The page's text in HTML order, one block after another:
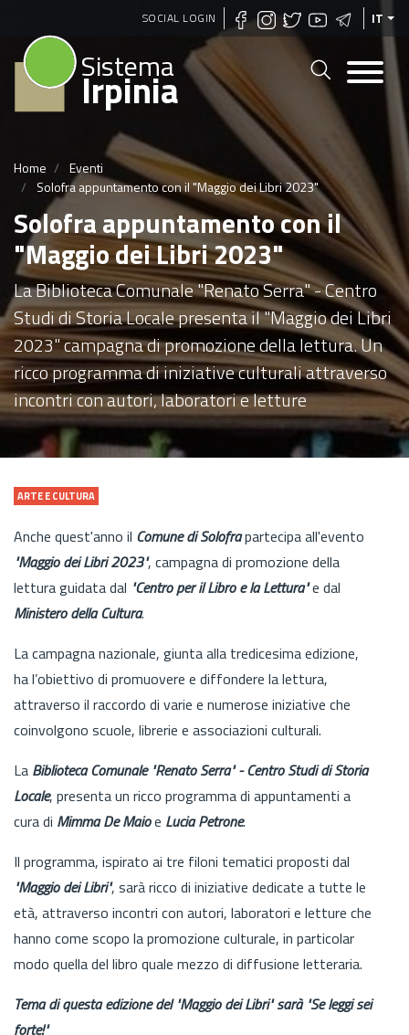
Salta
al
principale
SOCIAL LOGIN IT
Sistema
Irpinia
Home
Eventi
Solofra appuntamento con il "Maggio dei Libri 2023"
Solofra appuntamento con il
"Maggio dei Libri 2023"
La Biblioteca Comunale "Renato Serra" - Centro
Studi di Storia Locale presenta il "Maggio dei Libri
2023" campagna di promozione della lettura. Un
ricco programma di iniziative culturali attraverso
incontri con autori, laboratori e letture
ARTE E CULTURA
Anche quest'anno il Comune di Solofrapartecipa all'evento
"Maggio dei Libri 2023", campagna di promozione della
lettura guidata dal "Centro per il Libro e la Lettura"e dal
Ministero della Cultura.
La campagna nazionale, giunta alla tredicesima edizione,
ha l’obiettivo di promuovere e diffondere la lettura,
attraverso il raccordo di varie e numerose iniziative che
coinvolgono scuole, librerie e associazioni culturali.
La Biblioteca Comunale "Renato Serra" - Centro Studi di Storia
Locale, presenta un ricco programma di appuntamenti a
cura di Mimma De Maioe Lucia Petrone.
Il programma, ispirato ai tre filoni tematici proposti dal
"Maggio dei Libri", sarà ricco di iniziative dedicate a tutte le
età, attraverso incontri con autori, laboratori e letture che
hanno come scopo la promozione culturale, in particolar
modo quella del libro quale mezzo di diffusione letteraria.
Tema di questa edizione del "Maggio dei Libri" sarà "Se leggi sei
forte!"